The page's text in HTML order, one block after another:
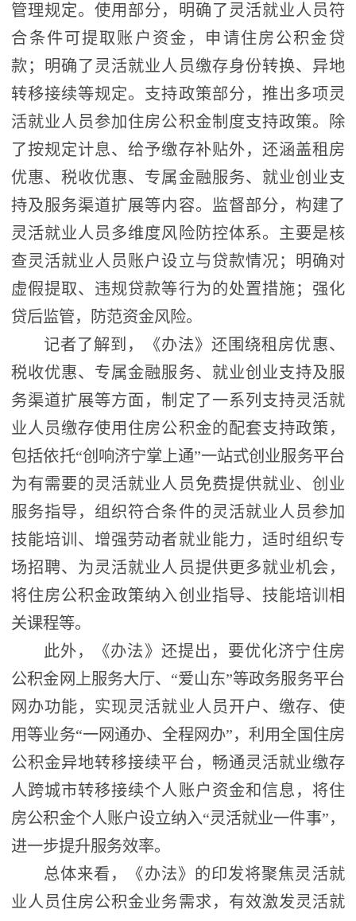
管理规定。使用部分，明确了灵活就业人员符
合条件可提取账户资金，申请住房公积金贷
款；明确了灵活就业人员缴存身份转换、异地
转移接续等规定。支持政策部分，推出多项灵
活就业人员参加住房公积金制度支持政策。除
了按规定计息、给予缴存补贴外，还涵盖租房
优惠、税收优惠、专属金融服务、就业创业支
持及服务渠道扩展等内容。监督部分，构建了
灵活就业人员多维度风险防控体系。主要是核
查灵活就业人员账户设立与贷款情况；明确对
虚假提取、违规贷款等行为的处置措施；强化
贷后监管，防范资金风险。
记者了解到，《办法》还围绕租房优惠、
税收优惠、专属金融服务、就业创业支持及服
务渠道扩展等方面，制定了一系列支持灵活就
业人员缴存使用住房公积金的配套支持政策，
包括依托“创响济宁掌上通”一站式创业服务平台
为有需要的灵活就业人员免费提供就业、创业
服务指导，组织符合条件的灵活就业人员参加
技能培训、增强劳动者就业能力，适时组织专
场招聘、为灵活就业人员提供更多就业机会，
将住房公积金政策纳入创业指导、技能培训相
关课程等。
此外，《办法》还提出，要优化济宁住房
公积金网上服务大厅、“爱山东”等政务服务平台
网办功能，实现灵活就业人员开户、缴存、使
用等业务“一网通办、全程网办”，利用全国住房
公积金异地转移接续平台，畅通灵活就业缴存
人跨城市转移接续个人账户资金和信息，将住
房公积金个人账户设立纳入“灵活就业一件事”，
进一步提升服务效率。
总体来看，《办法》的印发将聚焦灵活就
业人员住房公积金业务需求，有效激发灵活就